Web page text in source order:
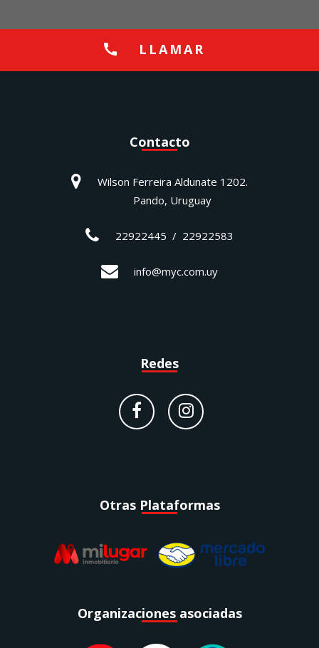
LLAMAR
Contacto
Wilson Ferreira Aldunate 1202.
Pando, Uruguay
22922445 / 22922583
info@myc.com.uy
Redes
Otras Plataformas
Organizaciones asociadas